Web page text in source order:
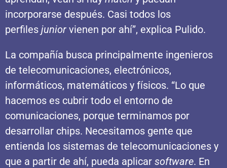
incorporarse después. Casi todos los
perfiles junior vienen por ahí”, explica Pulido.
La compañía busca principalmente ingenieros
de telecomunicaciones, electrónicos,
informáticos, matemáticos y físicos. “Lo que
hacemos es cubrir todo el entorno de
comunicaciones, porque terminamos por
desarrollar chips. Necesitamos gente que
entienda los sistemas de telecomunicaciones y
que a partir de ahí, pueda aplicar software. En